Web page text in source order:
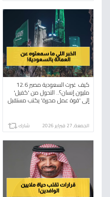
كيف غيرت السعودية مصير 12.6
مليون إنسان؟.. التحول من 'كفيل'
إلى 'قوة عمل محررة' يكتب مستقبل
الجمعة, 27 فبراير 2026 شارك